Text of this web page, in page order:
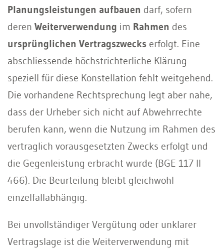
Planungsleistungen aufbauen darf, sofern
deren Weiterverwendung im Rahmen des
ursprünglichen Vertragszwecks erfolgt. Eine
abschliessende höchstrichterliche Klärung
speziell für diese Konstellation fehlt weitgehend.
Die vorhandene Rechtsprechung legt aber nahe,
dass der Urheber sich nicht auf Abwehrrechte
berufen kann, wenn die Nutzung im Rahmen des
vertraglich vorausgesetzten Zwecks erfolgt und
die Gegenleistung erbracht wurde (BGE 117 II
466). Die Beurteilung bleibt gleichwohl
einzelfallabhängig.
Bei unvollständiger Vergütung oder unklarer
Vertragslage ist die Weiterverwendung mit